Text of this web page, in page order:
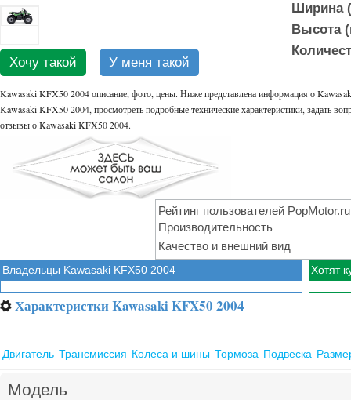
Хочу такой У меня такой
Ширина
Высота
Kawasaki KFX50 2004 описание, фото, цены. Ниже представлена информация о
Kawasaki KFX50 2004, просмотреть подробные технические характеристики, задать
отзывы о Kawasaki KFX50 2004.
Рейтинг пользователей PopMotor.ru
Производительность
Качество и внешний вид
Владельцы Kawasaki KFX50 2004 Хотят
⚙ Характеристки Kawasaki KFX50 2004
Двигатель Трансмиссия Колеса и шины Тормоза Подвеска
Модель